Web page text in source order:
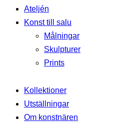
Ateljén
Konst till salu
Målningar
Skulpturer
Prints
Kollektioner
Utställningar
Om konstnären